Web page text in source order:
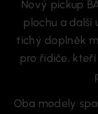
Nový pickup
plochu a další
tichý doplněk
pro řidiče,
Oba modely